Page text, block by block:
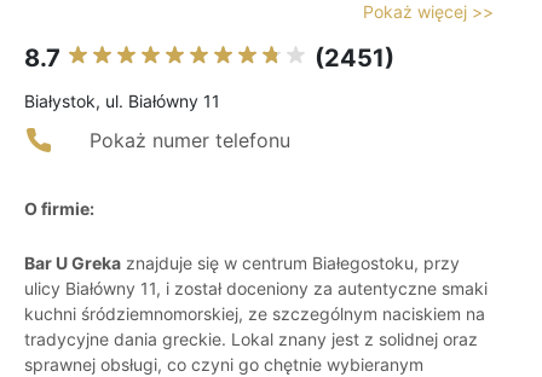
Pokaż więcej >>
8.7 (2451)
Białystok, ul. Białówny 11
Pokaż numer telefonu
O firmie:
Bar U Greka znajduje się w centrum Białegostoku, przy
ulicy Białówny 11, i został doceniony za autentyczne smaki
kuchni śródziemnomorskiej, ze szczególnym naciskiem na
tradycyjne dania greckie. Lokal znany jest z solidnej oraz
sprawnej obsługi, co czyni go chętnie wybieranym